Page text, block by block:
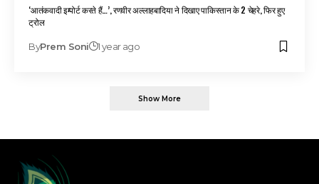
‘आतंकवादी इम्पोर्ट करते हैं…’, रणवीर अल्लाहबादिया ने दिखाए पाकिस्तान के 2 चेहरे, फिर हुए
ट्रोल
ByPrem Soni 1 year ago
Show More